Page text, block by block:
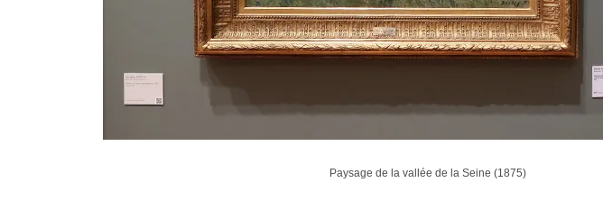
Paysage de la vallée de la Seine (1875)